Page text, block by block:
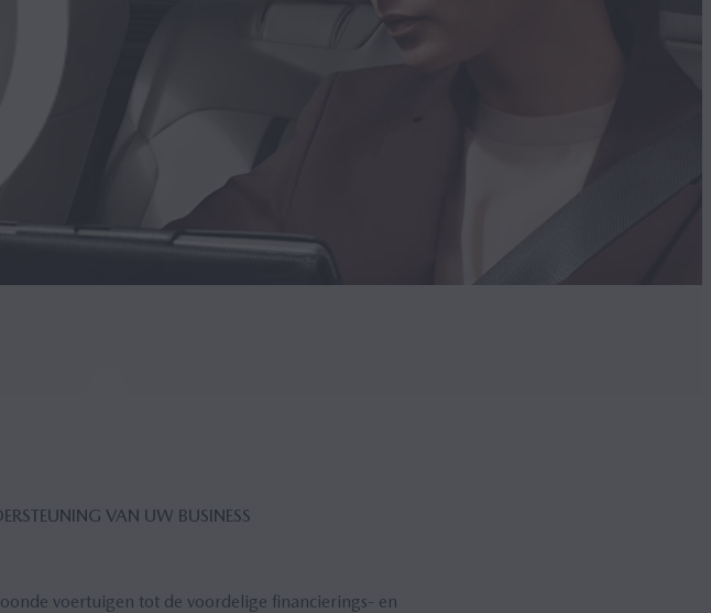
VAN UW BU­SI­NESS
voertuigen tot de voordelige financierings- en